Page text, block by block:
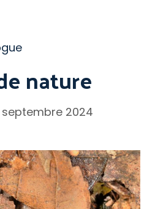
nature
septembre 2024